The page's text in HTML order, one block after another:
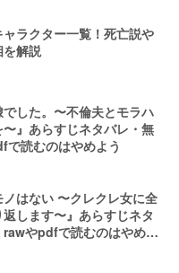
ャラクター一覧！死亡説や
解説
した。〜不倫夫とモラハ
』あらすじネタバレ・無
読むのはやめよう
はない 〜クレクレ女に全
します〜』あらすじネタ
やpdfで読むのはやめよ